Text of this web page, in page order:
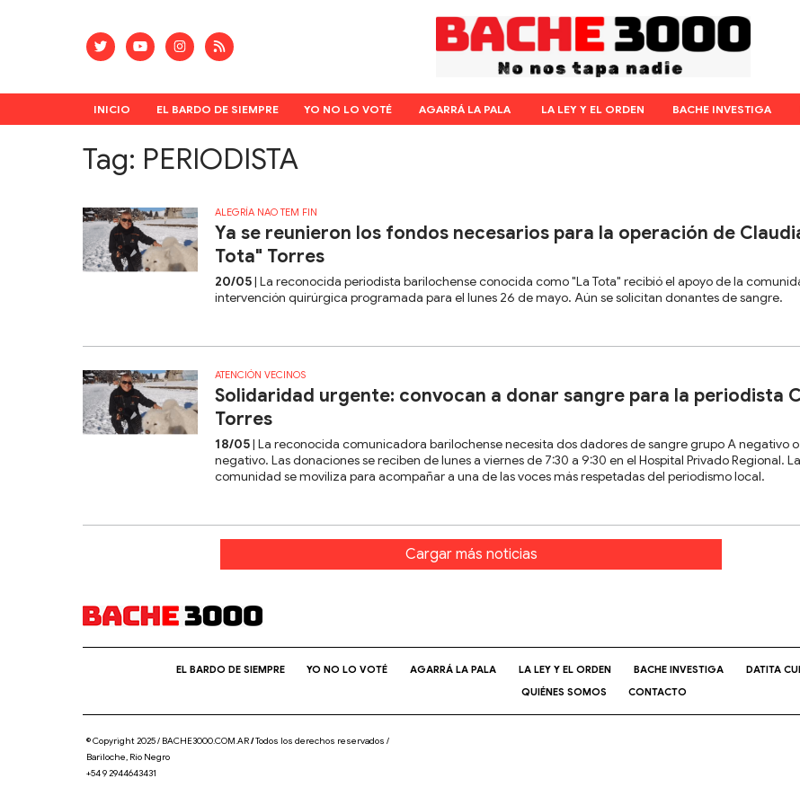
INICIO EL BARDO DE SIEMPRE YO NO LO VOTÉ AGARRÁ LA PALA LA LEY Y EL ORDEN BACHE INVESTIGA
Tag: PERIODISTA
ALEGRÍA NAO TEM FIN
Ya se reunieron los fondos necesarios para la operación de
Tota" Torres
20/05| La reconocida periodista barilochense conocida como "La Tota" recibió el apoyo de la
intervención quirúrgica programada para el lunes 26 de mayo. Aún se solicitan donantes de sangre.
ATENCIÓN VECINOS
Solidaridad urgente: convocan a donar sangre para la periodista
Torres
18/05| La reconocida comunicadora barilochense necesita dos dadores de sangre grupo A negativo
negativo. Las donaciones se reciben de lunes a viernes de 7:30 a 9:30 en el Hospital Privado Regional. La
comunidad se moviliza para acompañar a una de las voces más respetadas del periodismo local.
Cargar más noticias
EL BARDO DE SIEMPRE YO NO LO VOTÉ AGARRÁ LA PALA LA LEY Y EL ORDEN BACHE INVESTIGA DATITA
QUIÉNES SOMOS
CONTACTO
© Copyright 2025 / BACHE3000.COM.AR/Todos los derechos reservados /
Bariloche, Río Negro
+54 9 2944643431